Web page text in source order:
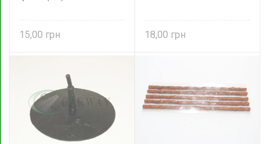
15,00 18,00